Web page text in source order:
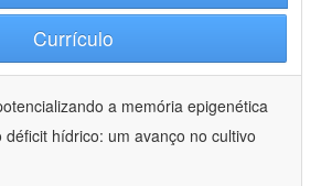
Currículo
a memória epigenética
hídrico: um avanço no cultivo